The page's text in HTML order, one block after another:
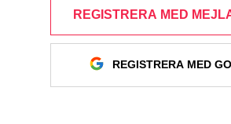
REGISTRERA MED
REGISTRERA MED